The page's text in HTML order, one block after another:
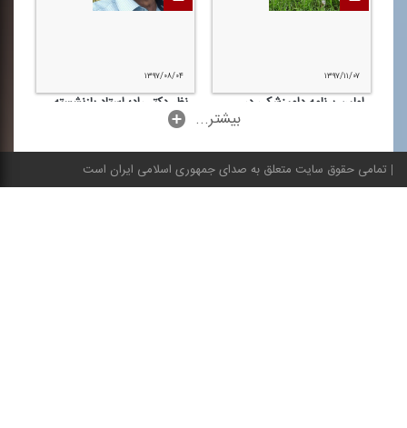
اولین برنامه دامپزشكی در
۱۳۹۷/۱۱/۰۷
نظر دكتر راد؛ استاد بازنشسته
دانشگاه تهران درباره برنامه
۱۳۹۷/۰۸/۰۴
...بیشتر
تمامی حقوق سایت متعلق به صدای جمهوری اسلامی ایران است